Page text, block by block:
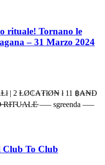
rituale! Tornano le
– 31 Marzo 2024
| 2 ⱠØ₵₳₮łØ₦ ł 11 ฿₳₦Đ
̴R̴I̴T̴U̴A̴L̴E̴ —– sgreenda —–
Club To Club